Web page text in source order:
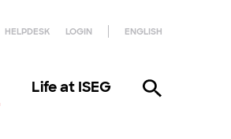
HELPDESK LOGIN ENGLISH
Life at ISEG